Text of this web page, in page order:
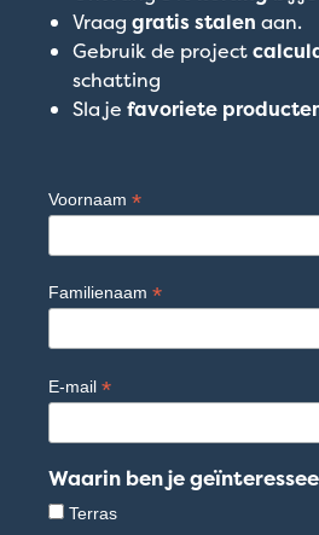
Vraag gratis stalen aan.
Gebruik de project
schatting
Sla je favoriete
Voornaam *
Familienaam *
E-mail *
Waarin ben je
Terras